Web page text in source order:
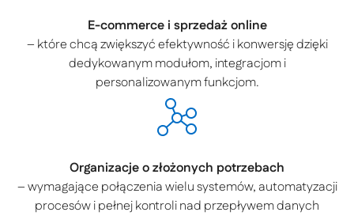
E-commerce i sprzedaż online
– które chcą zwiększyć efektywność i konwersję dzięki
dedykowanym modułom, integracjom i
personalizowanym funkcjom.
Organizacje o złożonych potrzebach
– wymagające połączenia wielu systemów, automatyzacji
procesów i pełnej kontroli nad przepływem danych